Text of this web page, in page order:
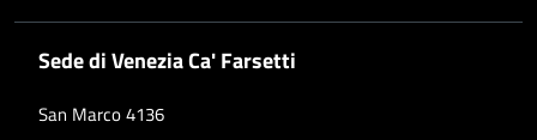
Sede di Venezia Ca' Farsetti
San Marco 4136